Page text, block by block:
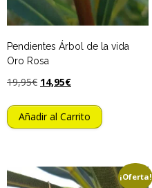
Pendientes Árbol de la vida
Oro Rosa
19,95€ 14,95€
Añadir al Carrito
¡Oferta!